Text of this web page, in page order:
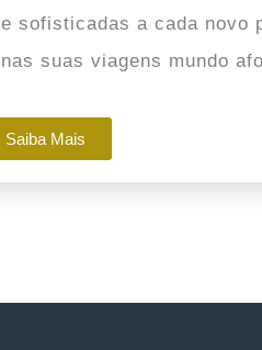
e sofisticadas a cada novo
nas suas viagens mundo
Saiba Mais